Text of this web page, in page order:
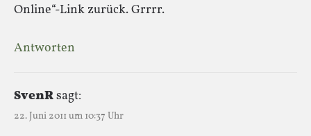
Online“-Link zurück. Grrrr.
Antworten
SvenRsagt:
22. Juni 2011 um 10:37 Uhr